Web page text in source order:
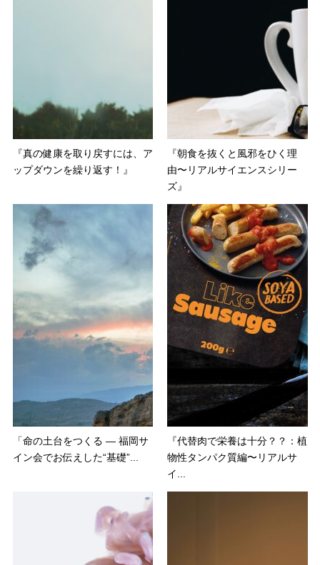
『真の健康を取り戻すには、ア
ップダウンを繰り返す！』
『朝食を抜くと風邪をひく理
由〜リアルサイエンスシリー
ズ』
「命の土台をつくる ― 福岡サ
イン会でお伝えした“基礎”...
『代替肉で栄養は十分？？：植
物性タンパク質編〜リアルサ
イ...